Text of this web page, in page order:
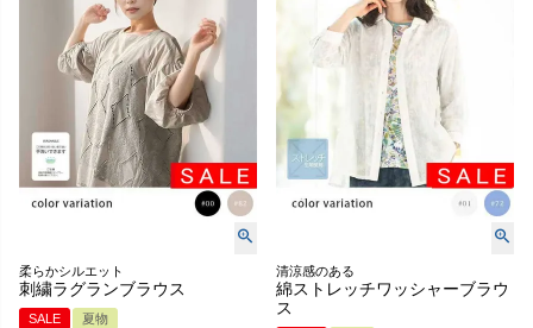
柔らかシルエット
刺繍ラグランブラウス
SALE 夏物
清涼感のある
綿ストレッチワッシャーブラウ
ス